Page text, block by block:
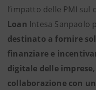
l’impatto delle PMI
Loan Intesa Sanpaolo
destinato a fornire
finanziare e
digitale delle
collaborazione con